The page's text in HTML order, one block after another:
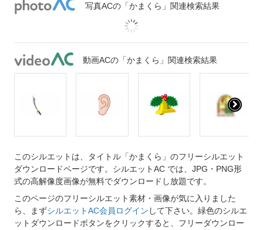
写真ACの「かまくら」関連検索結果
動画ACの「かまくら」関連検索結果
このシルエットは、タイトル「かまくら」のフリーシルエット
ダウンロードページです。シルエットAC では、JPG・PNG形
式の高解像度画像が無料でダウンロードし放題です。
このページのフリーシルエット素材・画像が気に入りました
ら、まずシルエットAC会員ログイン して下さい。緑色のシルエ
ットダウンロードボタンをクリックすると、フリーダウンロー